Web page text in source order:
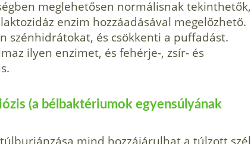
meglehetősen normá­lisnak tekinthetők,
enzim hozzáadásával megelőzhető.
szénhidrátokat, és csökkenti a puffadást.
ilyen enzimet, és fehérje-, zsír- és
(a bélbaktériumok egyen­súlyának
mind hozzá­járulhat a túlzott szél